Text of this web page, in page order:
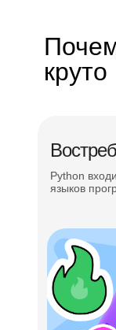
круто
Python
языков
Проектное